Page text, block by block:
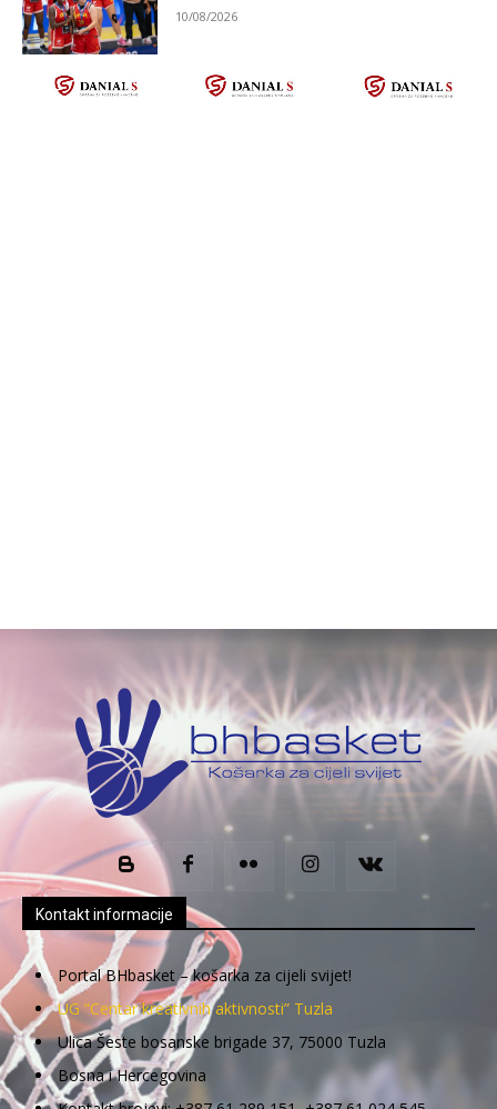
10/08/2026
Kontakt informacije
Portal BHbasket – košarka za cijeli svijet!
UG “Centar kreativnih aktivnosti” Tuzla
Ulica Šeste bosanske brigade 37, 75000 Tuzla
Bosna i Hercegovina